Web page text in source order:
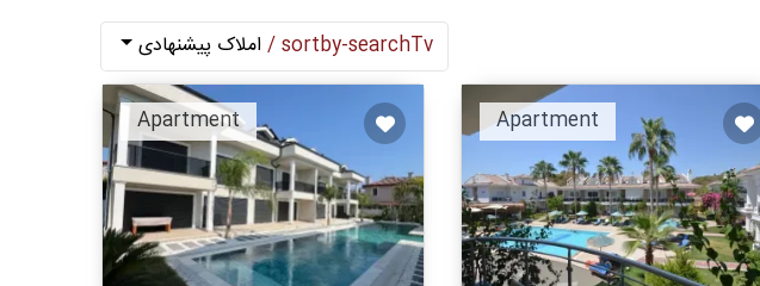
sortby-searchTv / املاک پیشنهادی
Apartment
Apartment